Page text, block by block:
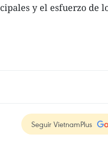
y el esfuerzo de
Seguir VietnamPlus